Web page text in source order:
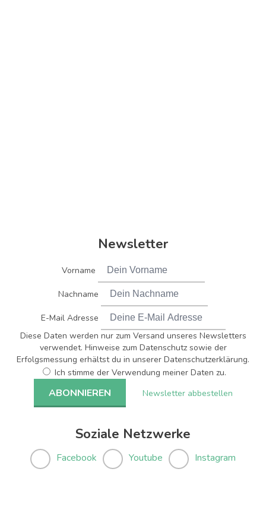
Newsletter
Vorname
Nachname
E-Mail Adresse
Diese Daten werden nur zum Versand unseres Newsletters
verwendet. Hinweise zum Datenschutz sowie der
Erfolgsmessung erhältst du in unserer Datenschutzerklärung.
Ich stimme der Verwendung meiner Daten zu.
Newsletter abbestellen
Soziale Netzwerke
Facebook Youtube Instagram